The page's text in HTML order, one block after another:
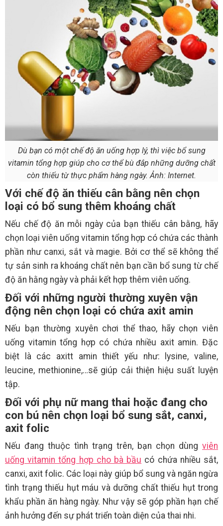
Dù bạn có một chế độ ăn uống hợp lý, thì việc bổ sung
vitamin tổng hợp giúp cho cơ thể bù đắp những dưỡng chất
còn thiếu từ thực phẩm hàng ngày. Ảnh: Internet.
Với chế độ ăn thiếu cân bằng nên chọn
loại có bổ sung thêm khoáng chất
Nếu chế độ ăn mỗi ngày của bạn thiếu cân bằng, hãy
chọn loại viên uống vitamin tổng hợp có chứa các thành
phần như canxi, sắt và magie. Bởi cơ thể sẽ không thể
tự sản sinh ra khoáng chất nên bạn cần bổ sung từ chế
độ ăn hằng ngày và phải kết hợp thêm viên uống.
Đối với những người thường xuyên vận
động nên chọn loại có chứa axit amin
Nếu bạn thường xuyên chơi thể thao, hãy chọn viên
uống vitamin tổng hợp có chứa nhiều axit amin. Đặc
biệt là các axitt amin thiết yếu như: lysine, valine,
leucine, methionine,…sẽ giúp cải thiện hiệu suất luyện
tập.
Đối với phụ nữ mang thai hoặc đang cho
con bú nên chọn loại bổ sung sắt, canxi,
axit folic
Nếu đang thuộc tình trạng trên, bạn chọn dùng viên
uống vitamin tổng hợp cho bà bầu có chứa nhiều sắt,
canxi, axit folic. Các loại này giúp bổ sung và ngăn ngừa
tình trạng thiếu hụt máu và dưỡng chất thiếu hụt trong
khẩu phần ăn hàng ngày. Như vậy sẽ góp phần hạn chế
ảnh hưởng đến sự phát triển toàn diện của thai nhi.